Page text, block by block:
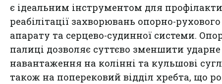
є ідеальним інструментом для
реабілітації захворювань опорно-рухового
апарату та серцево-судинної системи.
палиці дозволяє суттєво зменшити ударне
навантаження на колінні та кульшові
також на поперековий відділ хребта, що